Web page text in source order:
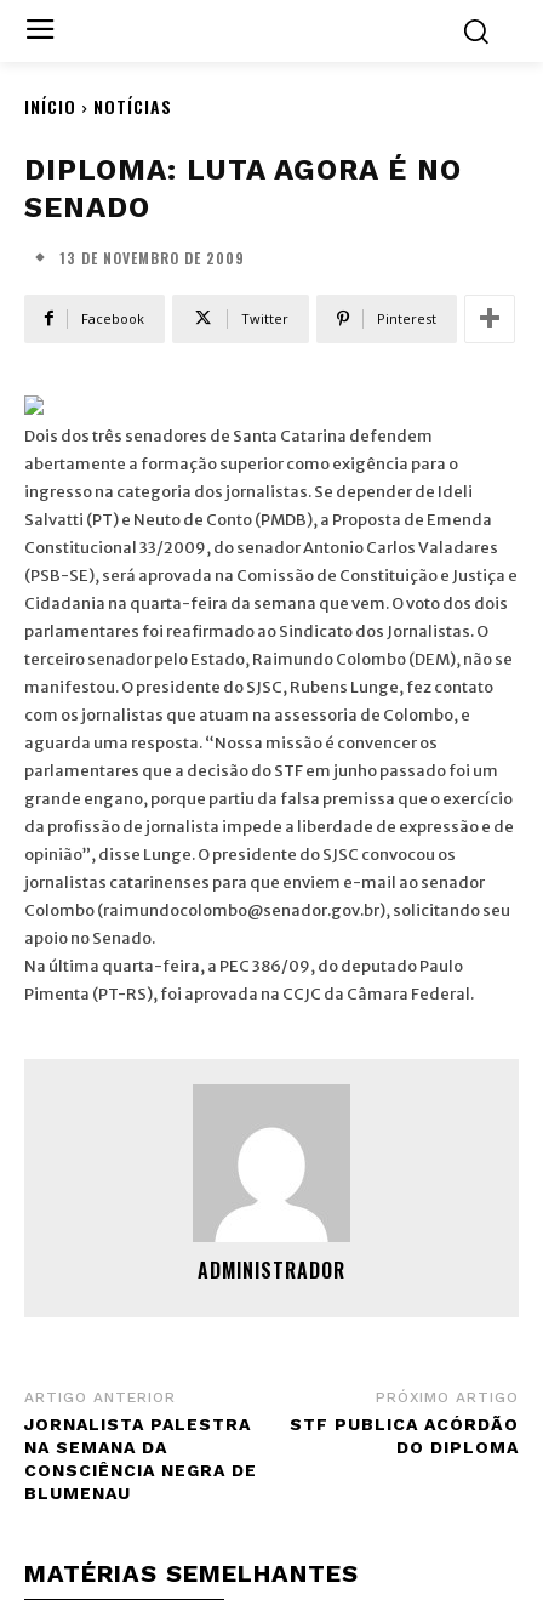
INÍCIO NOTÍCIAS
DIPLOMA: LUTA AGORA É NO
SENADO
13 DE NOVEMBRO DE 2009
Facebook Twitter Pinterest
Dois dos três senadores de Santa Catarina defendem
abertamente a formação superior como exigência para o
ingresso na categoria dos jornalistas. Se depender de Ideli
Salvatti (PT) e Neuto de Conto (PMDB), a Proposta de Emenda
Constitucional 33/2009, do senador Antonio Carlos Valadares
(PSB-SE), será aprovada na Comissão de Constituição e Justiça e
Cidadania na quarta-feira da semana que vem. O voto dos dois
parlamentares foi reafirmado ao Sindicato dos Jornalistas. O
terceiro senador pelo Estado, Raimundo Colombo (DEM), não se
manifestou. O presidente do SJSC, Rubens Lunge, fez contato
com os jornalistas que atuam na assessoria de Colombo, e
aguarda uma resposta. “Nossa missão é convencer os
parlamentares que a decisão do STF em junho passado foi um
grande engano, porque partiu da falsa premissa que o exercício
da profissão de jornalista impede a liberdade de expressão e de
opinião”, disse Lunge. O presidente do SJSC convocou os
jornalistas catarinenses para que enviem e-mail ao senador
Colombo (raimundocolombo@senador.gov.br), solicitando seu
apoio no Senado.
Na última quarta-feira, a PEC 386/09, do deputado Paulo
Pimenta (PT-RS), foi aprovada na CCJC da Câmara Federal.
ADMINISTRADOR
ARTIGO ANTERIOR
JORNALISTA PALESTRA
NA SEMANA DA
CONSCIÊNCIA NEGRA DE
BLUMENAU
PRÓXIMO ARTIGO
STF PUBLICA ACÓRDÃO
DO DIPLOMA
MATÉRIAS SEMELHANTES